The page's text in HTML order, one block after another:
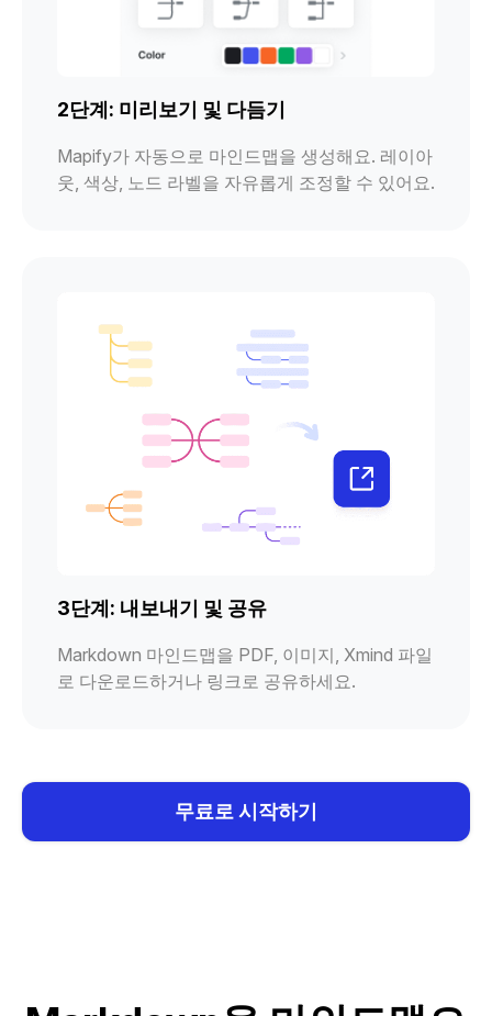
2단계: 미리보기 및 다듬기
Mapify가 자동으로 마인드맵을 생성해요. 레이아
웃, 색상, 노드 라벨을 자유롭게 조정할 수 있어요.
3단계: 내보내기 및 공유
Markdown 마인드맵을 PDF, 이미지, Xmind 파일
로 다운로드하거나 링크로 공유하세요.
무료로 시작하기